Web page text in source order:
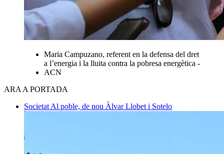
Maria Campuzano, referent en la defensa del dret
a l’energia i la lluita contra la pobresa energètica -
ACN
ARA A PORTADA
Societat Al poble, de nou Àlvar Llobet i Sotelo